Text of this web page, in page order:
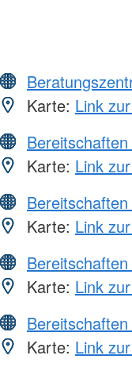
Karte: Link
Karte: Link
Karte: Link
Karte: Link
Karte: Link